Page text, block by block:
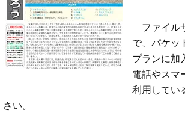
ファイル
で、パケッ
プランに加
電話やスマ
利用してい
さい。